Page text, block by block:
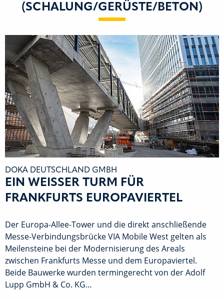
(SCHALUNG/GERÜSTE/BETON)
DOKA DEUTSCHLAND GMBH
EIN WEISSER TURM FÜR F
RANKFURTS EUROPAVIERTEL
Der Europa-Allee-Tower und die direkt anschließende
Messe-Verbindungsbrücke VIA Mobile West gelten als
Meilensteine bei der Modernisierung des Areals
zwischen Frankfurts Messe und dem Europaviertel.
Beide Bauwerke wurden termingerecht von der Adolf
Lupp GmbH & Co. KG…